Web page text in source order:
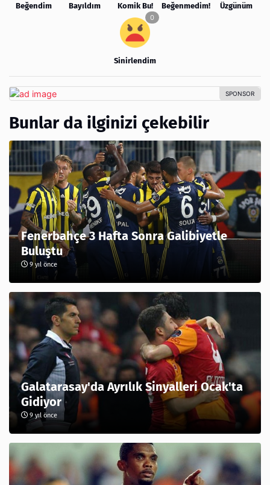
Beğendim Bayıldım Komik Bu! Beğenmedim! Üzgünüm
Sinirlendim
Bunlar da ilginizi çekebilir
Fenerbahçe 3 Hafta Sonra Galibiyetle
Buluştu
9 yıl önce
Galatarasay'da Ayrılık Sinyalleri Ocak'ta
Gidiyor
9 yıl önce